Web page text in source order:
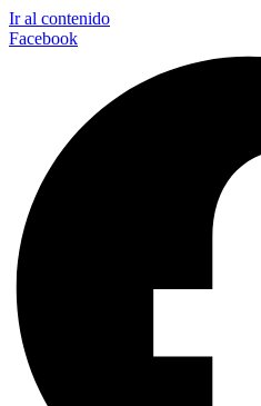
Ir al contenido
Facebook